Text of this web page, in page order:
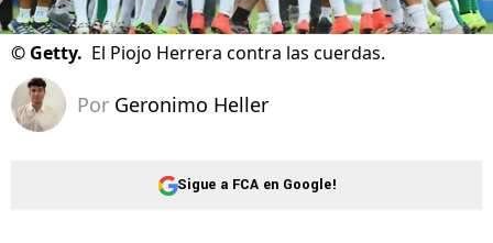
© Getty. El Piojo Herrera contra las cuerdas.
Por Geronimo Heller
Sigue a FCA en Google!